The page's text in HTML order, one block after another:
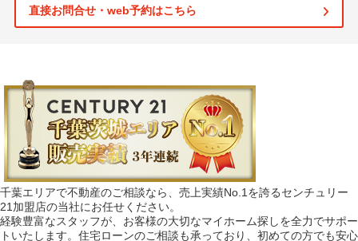
直接お問合せ・web予約はこちら
千葉エリアで不動産のご相談なら、売上実績No.1を誇るセンチュリー
21加盟店の当社にお任せください。
経験豊富なスタッフが、お客様の大切なマイホーム探しを全力でサポー
トいたします。住宅ローンのご相談も承っており、初めての方でも安心